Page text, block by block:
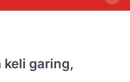
keli garing,